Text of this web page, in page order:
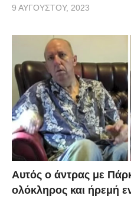
9 ΑΥΓΟΎΣΤΟΥ, 2023
Αυτός ο άντρας με
ολόκληρος και ήρεμή